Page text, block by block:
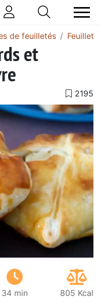
de feuilletés
et
34 min 805 Kcal